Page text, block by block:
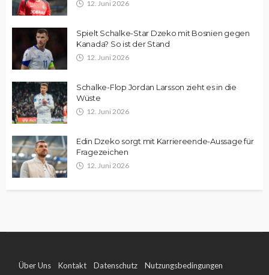
12. Juni 2026
Spielt Schalke-Star Dzeko mit Bosnien gegen
Kanada? So ist der Stand
12. Juni 2026
Schalke-Flop Jordan Larsson zieht es in die
Wüste
12. Juni 2026
Edin Dzeko sorgt mit Karriereende-Aussage für
Fragezeichen
12. Juni 2026
Über Uns Kontakt Datenschutz Nutzungsbedingungen